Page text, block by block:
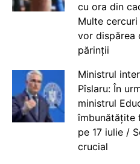
cu ora din
Multe
vor dispărea
părinții
Ministrul
Pîslaru: În
ministrul
îmbunătățite
pe 17 iulie /
crucial